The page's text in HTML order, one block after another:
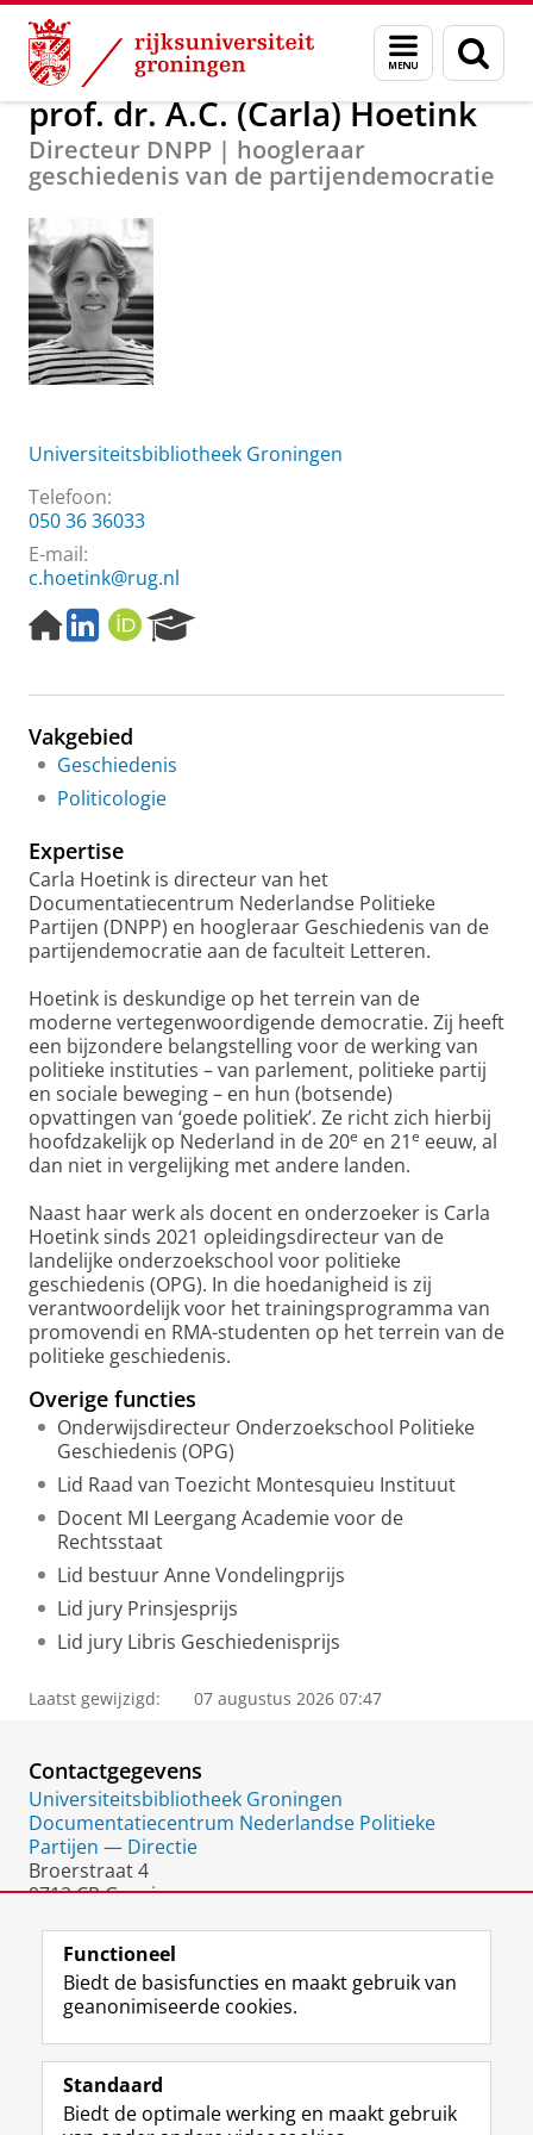
Skip
Content
Skip
Navigation
Menu
en
zoeken
Over ons prof. dr. A.C. (Carla) Hoetink
prof. dr. A.C. (Carla) Hoetink
Directeur DNPP | hoogleraar
geschiedenis van de partijendemocratie
Universiteitsbibliotheek Groningen
Telefoon:
050 36 36033
E-mail:
c.hoetink@rug.nl
H
o
e
a
g
e
L
i
k
d
I
n
O
R
I
e
t
a
Vakgebied
Geschiedenis
Politicologie
Expertise
Carla Hoetink is directeur van het
Documentatiecentrum Nederlandse Politieke
Partijen (DNPP) en hoogleraar Geschiedenis van de
partijendemocratie aan de faculteit Letteren.
Hoetink is deskundige op het terrein van de
moderne vertegenwoordigende democratie. Zij heeft
een bijzondere belangstelling voor de werking van
politieke instituties – van parlement, politieke partij
en sociale beweging – en hun (botsende)
opvattingen van ‘goede politiek’. Ze richt zich hierbij
hoofdzakelijk op Nederland in de 20e en 21e eeuw, al
dan niet in vergelijking met andere landen.
Naast haar werk als docent en onderzoeker is Carla
Hoetink sinds 2021 opleidingsdirecteur van de
landelijke onderzoekschool voor politieke
geschiedenis (OPG). In die hoedanigheid is zij
verantwoordelijk voor het trainingsprogramma van
promovendi en RMA-studenten op het terrein van de
politieke geschiedenis.
Overige functies
Onderwijsdirecteur Onderzoekschool Politieke
Geschiedenis (OPG)
Lid Raad van Toezicht Montesquieu Instituut
Docent MI Leergang Academie voor de
Rechtsstaat
Lid bestuur Anne Vondelingprijs
Lid jury Prinsjesprijs
Lid jury Libris Geschiedenisprijs
Laatst gewijzigd: 07 augustus 2026 07:47
Contactgegevens
Universiteitsbibliotheek Groningen
Documentatiecentrum Nederlandse Politieke
Partijen — Directie
Broerstraat 4
9712 CP Groningen
Volg de RUG
F
a
e
L
i
k
R
S
-
I
n
t
Y
o
T
Studiekiezers
Functioneel
Biedt de basisfuncties en maakt gebruik van
geanonimiseerde cookies.
Standaard
Biedt de optimale werking en maakt gebruik